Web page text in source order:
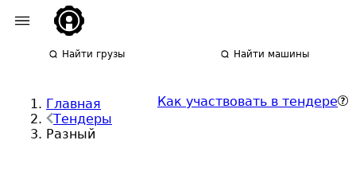
Найти грузы Найти машины
Главная
Тендеры
Разный
Как участвовать в тендере